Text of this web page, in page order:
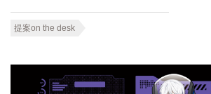
提案on the desk